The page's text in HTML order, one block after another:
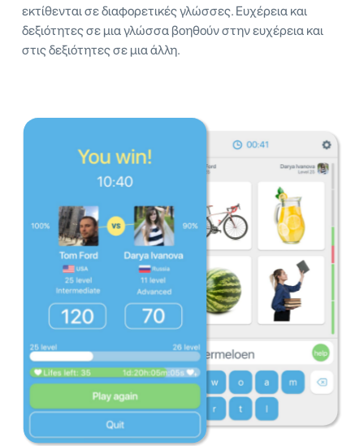
εκτίθενται σε διαφορετικές γλώσσες. Ευχέρεια και
δεξιότητες σε μια γλώσσα βοηθούν στην ευχέρεια και
στις δεξιότητες σε μια άλλη.